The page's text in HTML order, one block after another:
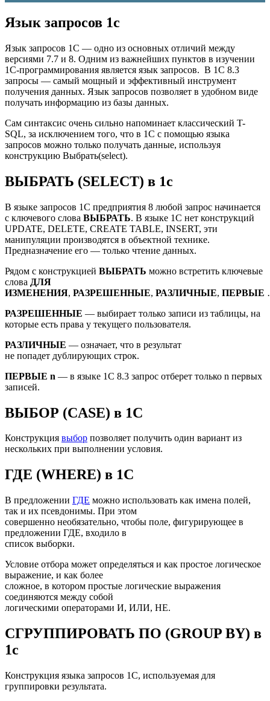
Язык запросов 1с
Язык запросов 1С — одно из основных отличий между
версиями 7.7 и 8. Одним из важнейших пунктов в изучении
1С-программирования является язык запросов. В 1С 8.3
запросы — самый мощный и эффективный инструмент
получения данных. Язык запросов позволяет в удобном виде
получать информацию из базы данных.
Сам синтаксис очень сильно напоминает классический T-
SQL, за исключением того, что в 1С с помощью языка
запросов можно только получать данные, используя
конструкцию Выбрать(select).
ВЫБРАТЬ (SELECT) в 1с
В языке запросов 1С предприятия 8 любой запрос начинается
с ключевого слова ВЫБРАТЬ. В языке 1С нет конструкций
UPDATE, DELETE, CREATE TABLE, INSERT, эти
манипуляции производятся в объектной технике.
Предназначение его — только чтение данных.
Рядом с конструкцией ВЫБРАТЬ можно встретить ключевые
слова ДЛЯ
ИЗМЕНЕНИЯ, РАЗРЕШЕННЫЕ, РАЗЛИЧНЫЕ, ПЕРВЫЕ
РАЗРЕШЕННЫЕ — выбирает только записи из таблицы, на
которые есть права у текущего пользователя.
РАЗЛИЧНЫЕ — означает, что в результат
не попадет дублирующих строк.
ПЕРВЫЕ n — в языке 1С 8.3 запрос отберет только n первых
записей.
ВЫБОР (CASE) в 1С
Конструкция выбор позволяет получить один вариант из
нескольких при выполнении условия.
ГДЕ (WHERE) в 1С
В предложении ГДЕ можно использовать как имена полей,
так и их псевдонимы. При этом
совершенно необязательно, чтобы поле, фигурирующее в
предложении ГДЕ, входило в
список выборки.
Условие отбора может определяться и как простое логическое
выражение, и как более
сложное, в котором простые логические выражения
соединяются между собой
логическими операторами И, ИЛИ, НЕ.
СГРУППИРОВАТЬ ПО (GROUP BY) в
1с
Конструкция языка запросов 1С, используемая для
группировки результата.